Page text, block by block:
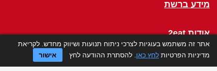
מידע ברשת
אודות 2eat
Click a Table
אתר זה משתמש בעוגיות לצרכי ניתוח תנועות ושיווק מחדש. לקריאת
מדיניות הפרטיות לחץ כאן . להסתרת ההודעה לחץ אישור